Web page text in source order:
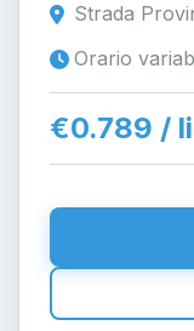
Strada
Orario
€0.789 /